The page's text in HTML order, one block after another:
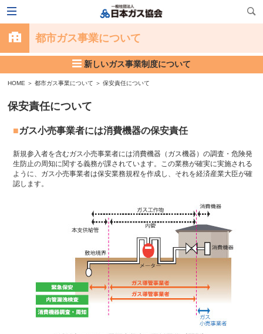
都市ガス事業について
新しいガス事業制度について
HOME ＞都市ガス事業について ＞保安責任について
保安責任について
ガス小売事業者には消費機器の保安責任
新規参入者を含むガス小売事業者には消費機器（ガス機器）の調査・危険発
生防止の周知に関する義務が課されています。この業務が確実に実施される
ように、ガス小売事業者は保安業務規程を作成し、それを経済産業大臣が確
認します。